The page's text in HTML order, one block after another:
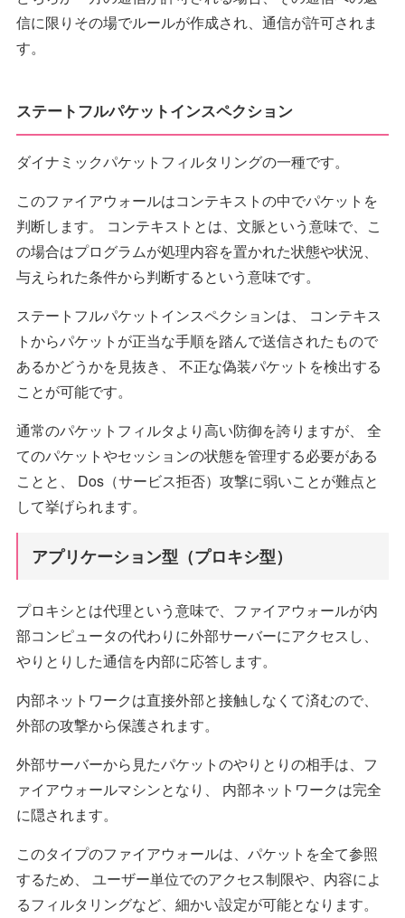
信に限りその場でルールが作成され、通信が許可されま
す。
ステートフルパケットインスペクション
ダイナミックパケットフィルタリングの一種です。
このファイアウォールはコンテキストの中でパケットを
判断します。 コンテキストとは、文脈という意味で、こ
の場合はプログラムが処理内容を置かれた状態や状況、
与えられた条件から判断するという意味です。
ステートフルパケットインスペクションは、 コンテキス
トからパケットが正当な手順を踏んで送信されたもので
あるかどうかを見抜き、 不正な偽装パケットを検出する
ことが可能です。
通常のパケットフィルタより高い防御を誇りますが、 全
てのパケットやセッションの状態を管理する必要がある
ことと、 Dos（サービス拒否）攻撃に弱いことが難点と
して挙げられます。
アプリケーション型（プロキシ型）
プロキシとは代理という意味で、ファイアウォールが内
部コンピュータの代わりに外部サーバーにアクセスし、
やりとりした通信を内部に応答します。
内部ネットワークは直接外部と接触しなくて済むので、
外部の攻撃から保護されます。
外部サーバーから見たパケットのやりとりの相手は、フ
ァイアウォールマシンとなり、 内部ネットワークは完全
に隠されます。
このタイプのファイアウォールは、パケットを全て参照
するため、 ユーザー単位でのアクセス制限や、内容によ
るフィルタリングなど、細かい設定が可能となります。